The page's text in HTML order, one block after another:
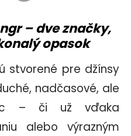
– dve značky,
opasok
stvorené pre džínsy
nadčasové, ale
– či už vďaka
alebo výrazným